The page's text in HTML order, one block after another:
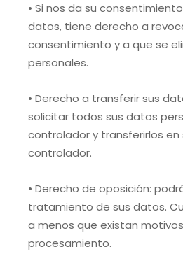
• Si nos da su
datos, tiene derecho a
consentimiento y a que se
personales.
• Derecho a transferir sus
solicitar todos sus datos
controlador y transferirlos
controlador.
• Derecho de oposición:
tratamiento de sus datos.
a menos que existan
procesamiento.